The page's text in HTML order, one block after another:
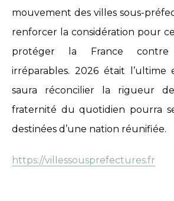
mouvement des villes sous-
renforcer la considération pour
protéger la France
irréparables. 2026 était l’ultime
saura réconcilier la rigueur
fraternité du quotidien pourra
destinées d’une nation réunifiée.
https://villessousprefectures.fr